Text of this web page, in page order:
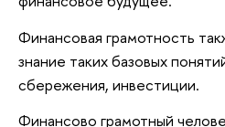
Финансовая грамотность
знание таких базовых
сбережения, инвестиции.
Финансово грамотный